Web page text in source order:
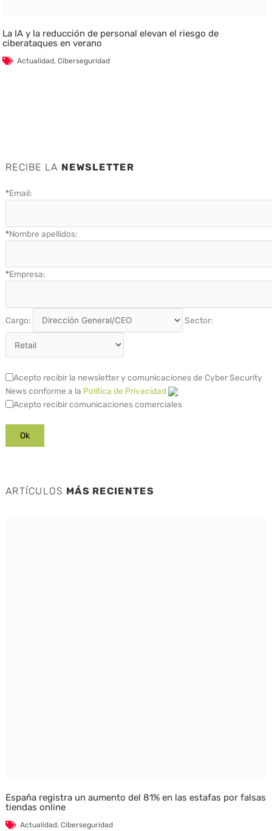
La IA y la reducción de personal elevan el riesgo de
ciberataques en verano
Actualidad,Ciberseguridad
RECIBE LA NEWSLETTER
*Email:
*Nombre apellidos:
*Empresa:
Cargo: Sector:
Acepto recibir la newsletter y comunicaciones de Cyber Security
News conforme a la Política de Privacidad
Acepto recibir comunicaciones comerciales
ARTÍCULOS MÁS RECIENTES
España registra un aumento del 81% en las estafas por falsas
tiendas online
Actualidad, Ciberseguridad